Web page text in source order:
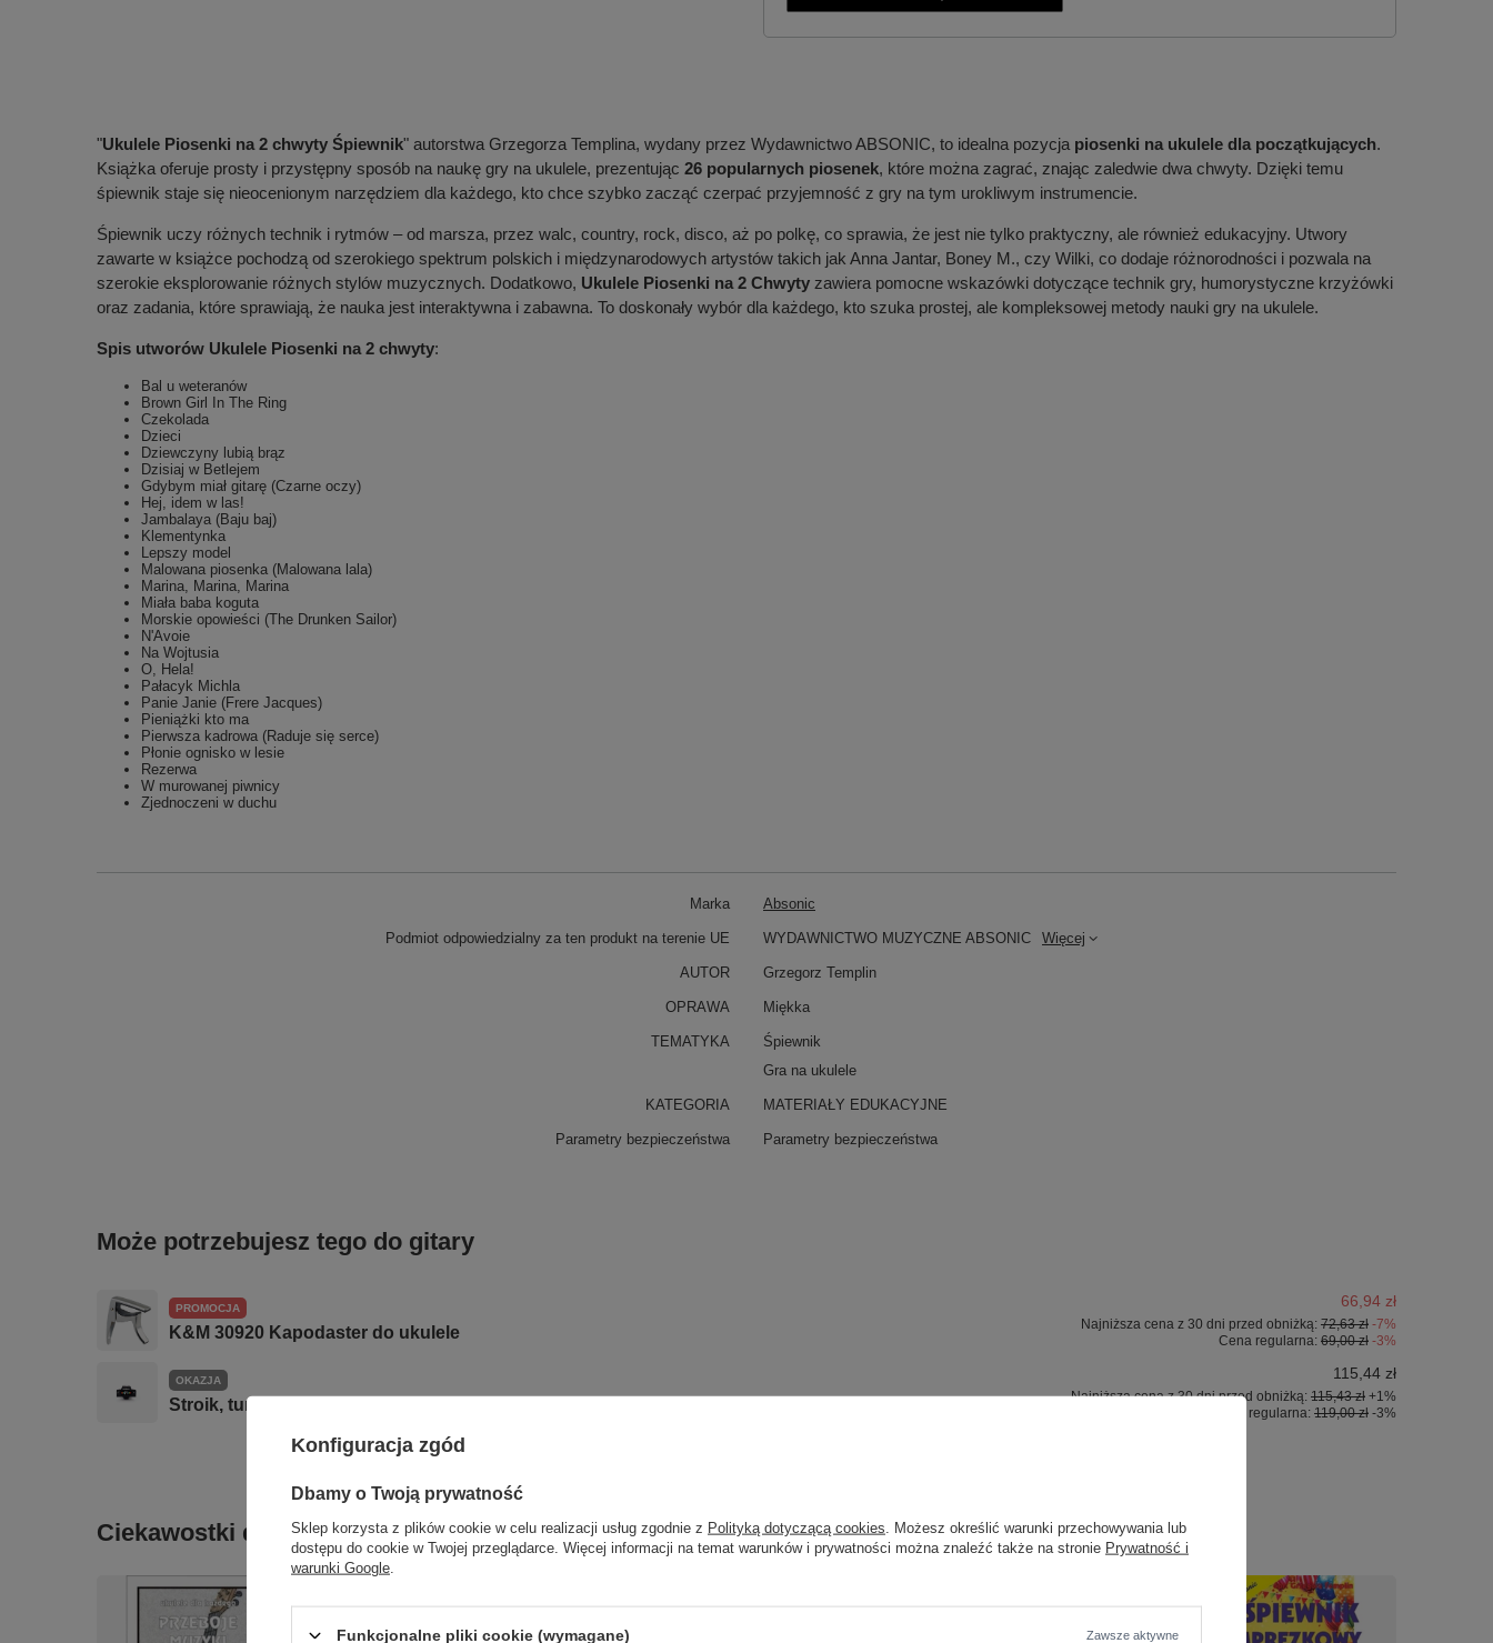
"Ukulele Piosenki na 2 chwyty Śpiewnik" autorstwa Grzegorza Templina, wydany przez Wydawnictwo ABSONIC, to idealna pozycja piosenki na ukulele dla początkujących.
Książka oferuje prosty i przystępny sposób na naukę gry na ukulele, prezentując 26 popularnych piosenek, które można zagrać, znając zaledwie dwa chwyty. Dzięki temu
śpiewnik staje się nieocenionym narzędziem dla każdego, kto chce szybko zacząć czerpać przyjemność z gry na tym urokliwym instrumencie.
Śpiewnik uczy różnych technik i rytmów – od marsza, przez walc, country, rock, disco, aż po polkę, co sprawia, że jest nie tylko praktyczny, ale również edukacyjny. Utwory
zawarte w książce pochodzą od szerokiego spektrum polskich i międzynarodowych artystów takich jak Anna Jantar, Boney M., czy Wilki, co dodaje różnorodności i pozwala na
szerokie eksplorowanie różnych stylów muzycznych. Dodatkowo, Ukulele Piosenki na 2 Chwyty zawiera pomocne wskazówki dotyczące technik gry, humorystyczne krzyżówki
oraz zadania, które sprawiają, że nauka jest interaktywna i zabawna. To doskonały wybór dla każdego, kto szuka prostej, ale kompleksowej metody nauki gry na ukulele.
Spis utworów Ukulele Piosenki na 2 chwyty:
Bal u weteranów
Brown Girl In The Ring
Czekolada
Dzieci
Dziewczyny lubią brąz
Dzisiaj w Betlejem
Gdybym miał gitarę (Czarne oczy)
Hej, idem w las!
Jambalaya (Baju baj)
Klementynka
Lepszy model
Malowana piosenka (Malowana lala)
Marina, Marina, Marina
Miała baba koguta
Morskie opowieści (The Drunken Sailor)
N'Avoie
Na Wojtusia
O, Hela!
Pałacyk Michla
Panie Janie (Frere Jacques)
Pieniążki kto ma
Pierwsza kadrowa (Raduje się serce)
Płonie ognisko w lesie
Rezerwa
W murowanej piwnicy
Zjednoczeni w duchu
Marka Absonic
Podmiot odpowiedzialny za ten produkt na terenie UE WYDAWNICTWO MUZYCZNE ABSONIC Więcej
AUTOR Grzegorz Templin
OPRAWA Miękka
TEMATYKA
Śpiewnik
Gra na ukulele
KATEGORIA MATERIAŁY EDUKACYJNE
Parametry bezpieczeństwa Parametry bezpieczeństwa
Może potrzebujesz tego do gitary
PROMOCJA
K&M 30920 Kapodaster do ukulele
66,94 zł
Najniższa cena z 30 dni przed obniżką: 72,63 zł -7%
Cena regularna: 69,00 zł -3%
OKAZJA
Stroik, tuner PW-CT-22 D'addario gitara, ukulele
115,44 zł
Najniższa cena z 30 dni przed obniżką: 115,43 zł +1%
Cena regularna: 119,00 zł -3%
Ciekawostki do gitary
Konfiguracja zgód
Dbamy o Twoją prywatność
Sklep korzysta z plików cookie w celu realizacji usług zgodnie z Polityką dotyczącą cookies . Możesz określić warunki przechowywania lub
dostępu do cookie w Twojej przeglądarce. Więcej informacji na temat warunków i prywatności można znaleźć także na stronie Prywatność i
warunki Google
Funkcjonalne pliki cookie (wymagane) Zawsze aktywne